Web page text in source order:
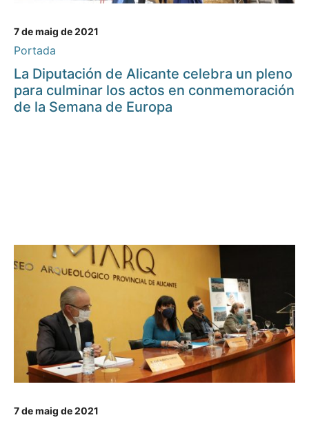
7 de maig de 2021
Portada
La Diputación de Alicante celebra un pleno
para culminar los actos en conmemoración
de la Semana de Europa
7 de maig de 2021